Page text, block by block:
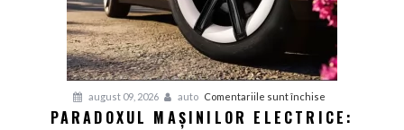
din
Asia
giganții
VW
să
august 09, 2026 auto Comentariile sunt închise
Paradoxul
PARADOXUL MAȘINILOR ELECTRICE: